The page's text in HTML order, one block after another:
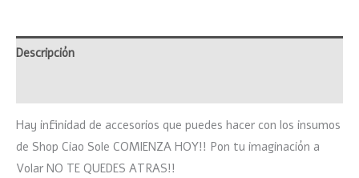
Descripción
Hay infinidad de accesorios que puedes hacer con los insumos
de Shop Ciao Sole COMIENZA HOY!! Pon tu imaginación a
Volar NO TE QUEDES ATRAS!!